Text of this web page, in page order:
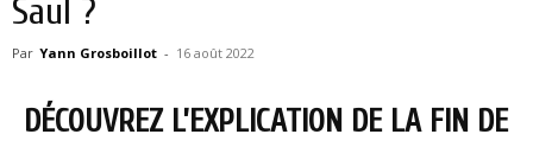
Saul ?
Par Yann Grosboillot - 16 août 2022
DÉCOUVREZ L’EXPLICATION DE LA FIN DE